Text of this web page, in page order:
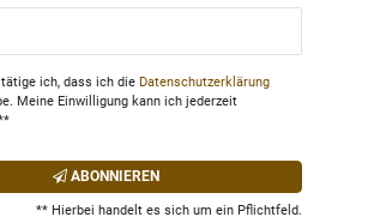
ich, dass ich die Daten­schutz­erklärung
Meine Einwilligung kann ich jederzeit
ABONNIEREN
** Hierbei handelt es sich um ein Pflichtfeld.